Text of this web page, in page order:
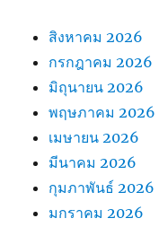
สิงหาคม 2026
กรกฎาคม 2026
มิถุนายน 2026
พฤษภาคม 2026
เมษายน 2026
มีนาคม 2026
กุมภาพันธ์ 2026
มกราคม 2026